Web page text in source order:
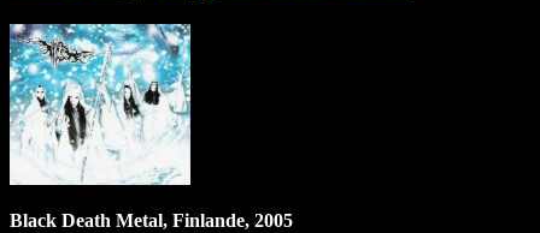
Black Death Metal, Finlande, 2005